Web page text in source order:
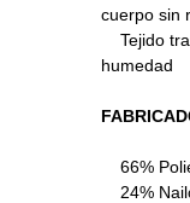
cuerpo sin
Tejido
humedad
66%
24%